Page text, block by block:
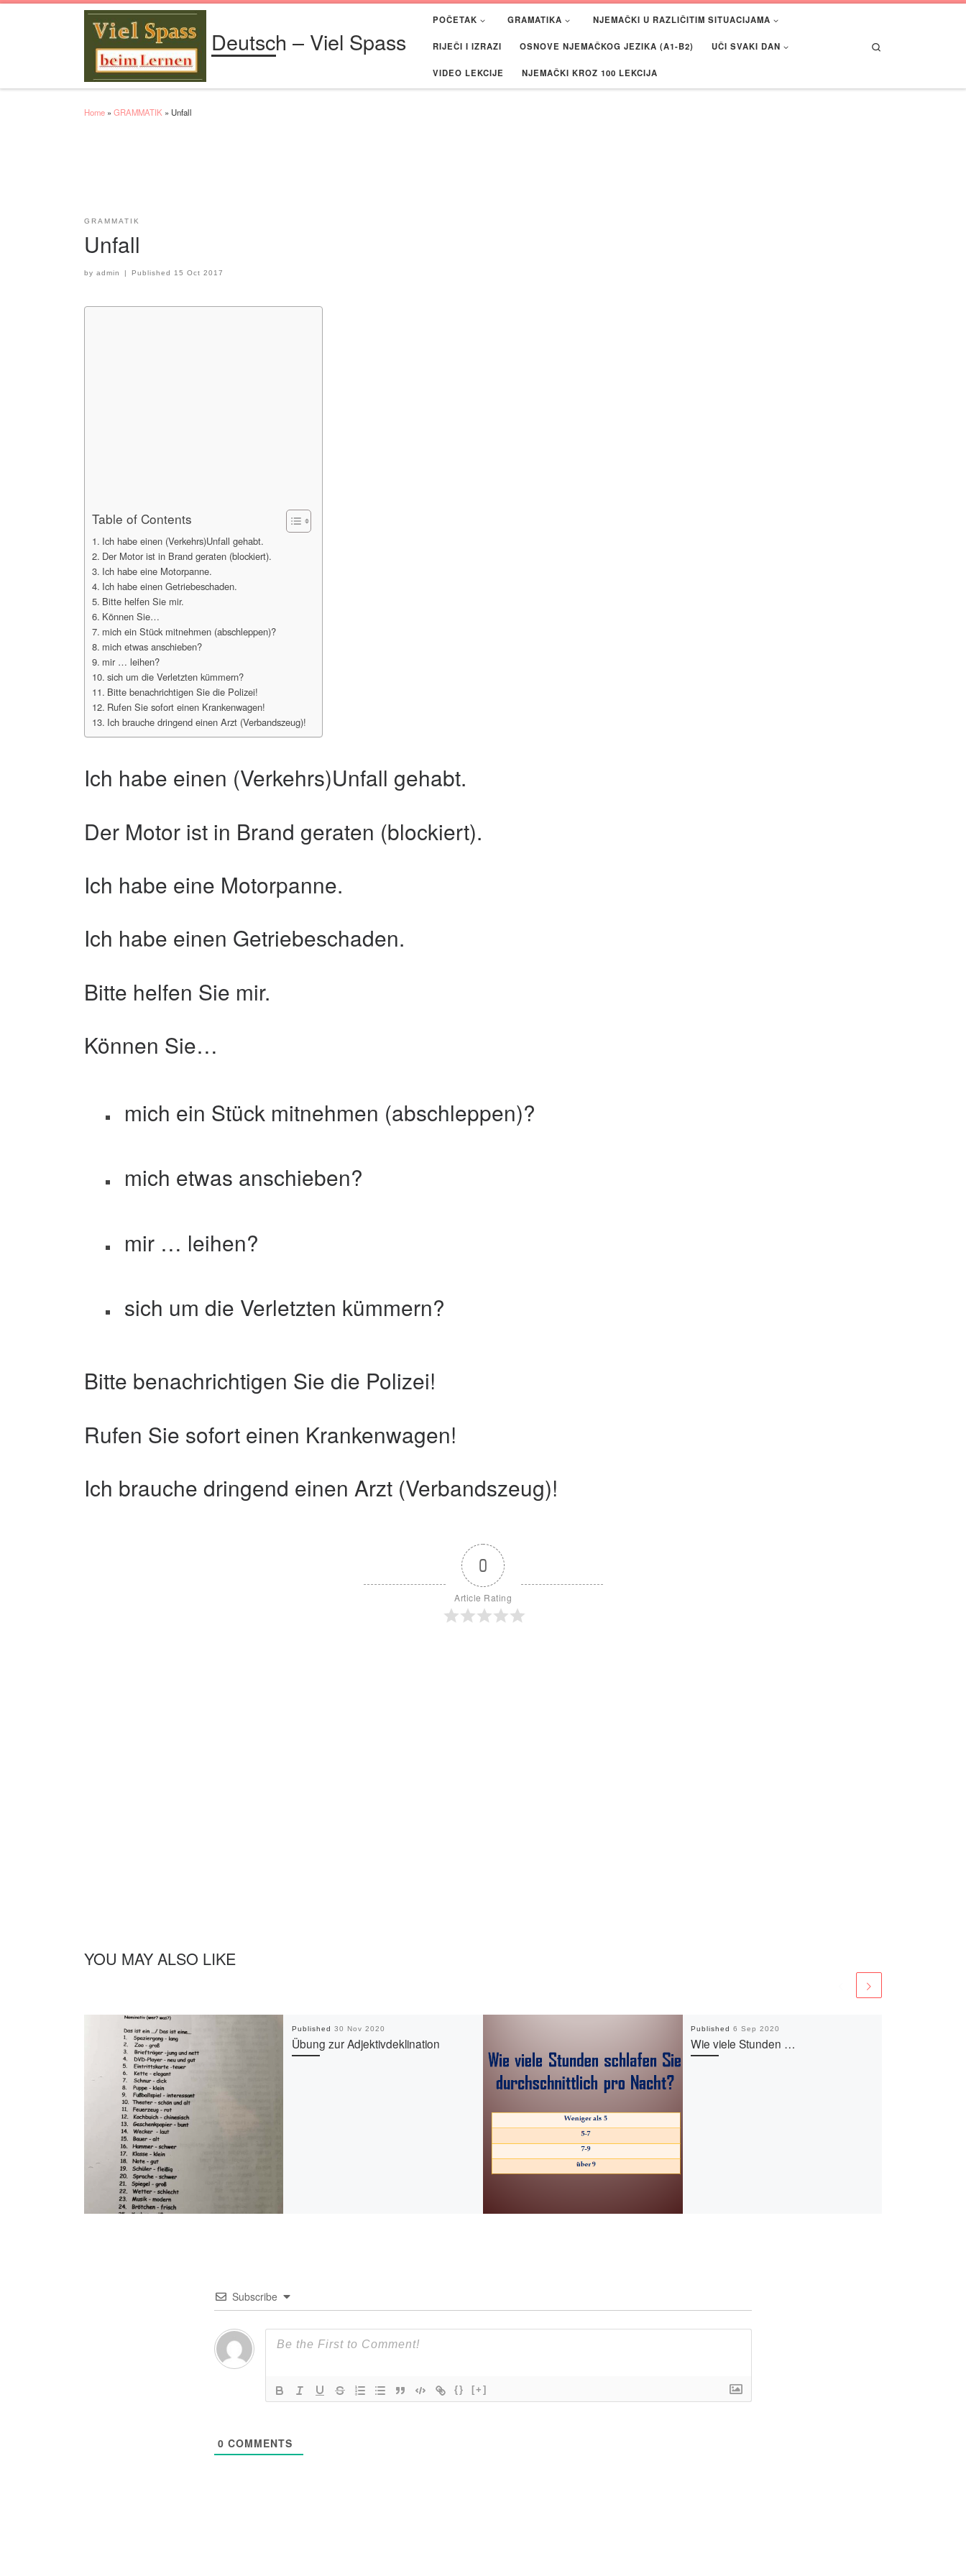
Deutsch – Viel Spass
POČETAK GRAMATIKA NJEMAČKI U RAZLIČITIM SITUACIJAMA
RIJEČI I IZRAZI OSNOVE NJEMAČKOG JEZIKA (A1-B2) UČI SVAKI DAN
VIDEO LEKCIJE NJEMAČKI KROZ 100 LEKCIJA
Home » GRAMMATIK » Unfall
GRAMMATIK
Unfall
by admin | Published 15 Oct 2017
Table of Contents
Ich habe einen (Verkehrs)Unfall gehabt.
Der Motor ist in Brand geraten (blockiert).
Ich habe eine Motorpanne.
Ich habe einen Getriebeschaden.
Bitte helfen Sie mir.
Können Sie…
mich ein Stück mitnehmen (abschleppen)?
mich etwas anschieben?
mir … leihen?
sich um die Verletzten kümmern?
Bitte benachrichtigen Sie die Polizei!
Rufen Sie sofort einen Krankenwagen!
Ich brauche dringend einen Arzt (Verbandszeug)!
Ich habe einen (Verkehrs)Unfall gehabt.
Der Motor ist in Brand geraten (blockiert).
Ich habe eine Motorpanne.
Ich habe einen Getriebeschaden.
Bitte helfen Sie mir.
Können Sie…
mich ein Stück mitnehmen (abschleppen)?
mich etwas anschieben?
mir … leihen?
sich um die Verletzten kümmern?
Bitte benachrichtigen Sie die Polizei!
Rufen Sie sofort einen Krankenwagen!
Ich brauche dringend einen Arzt (Verbandszeug)!
0
Article Rating
YOU MAY ALSO LIKE
Published 30 Nov 2020
Übung zur Adjektivdeklination
Published 6 Sep 2020
Wie viele Stunden …
Subscribe
{} [+]
0 COMMENTS